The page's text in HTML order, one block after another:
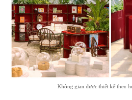
Không gian được thiết kế theo